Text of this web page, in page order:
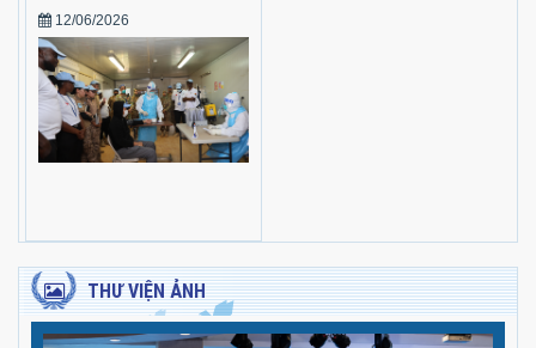
12/06/2026
THƯ VIỆN ẢNH